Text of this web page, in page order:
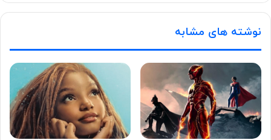
نوشته های مشابه